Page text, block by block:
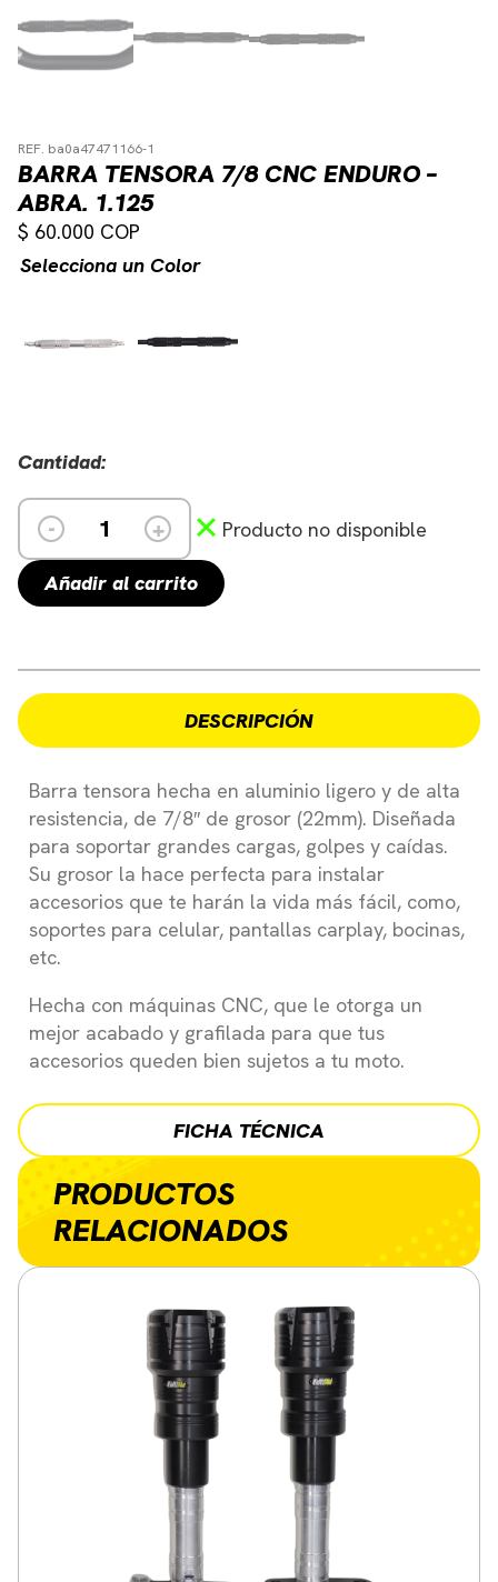
REF. ba0a47471166-1
BARRA TENSORA 7/8 CNC ENDURO –
ABRA. 1.125
$ 60.000
Selecciona un Color
Cantidad:
- + Producto no disponible
Añadir al carrito
DESCRIPCIÓN
FICHA TÉCNICA
Barra tensora hecha en aluminio ligero y de alta
resistencia, de 7/8″ de grosor (22mm). Diseñada
para soportar grandes cargas, golpes y caídas.
Su grosor la hace perfecta para instalar
accesorios que te harán la vida más fácil, como,
soportes para celular, pantallas carplay, bocinas,
etc.
Hecha con máquinas CNC, que le otorga un
mejor acabado y grafilada para que tus
accesorios queden bien sujetos a tu moto.
PRODUCTOS
RELACIONADOS